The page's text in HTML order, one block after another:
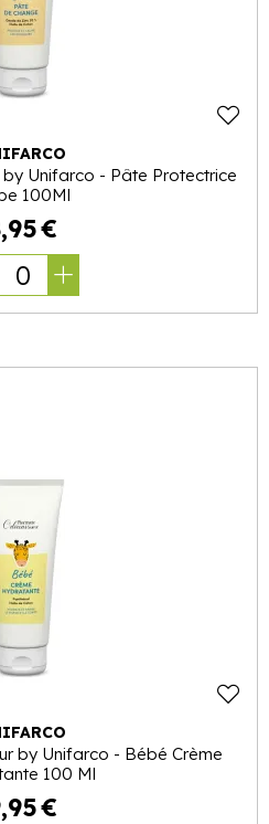
Unifarco - Pâte Protectrice
100Ml
,95€
0
by Unifarco - Bébé Crème
100 Ml
,95€